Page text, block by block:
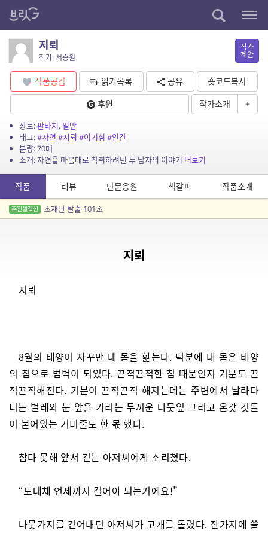
지뢰
작가: 서승원
작가
제안
작품공감 읽기목록 공유
숏코드복사
후원
작가소개 +
장르:판타지, 일반
태그:#자연 #지뢰 #이기심 #인간
분량: 70매
소개: 자연을 마음대로 착취하려던 두 남자의 이야기 더보기
작품 리뷰 단문응원 책갈피 작품소개
추천셀렉션 ⚠️재난 탈출 101⚠️
지뢰
지뢰
8월의 태양이 자꾸만 내 몸을 핥는다. 덕분에 내 몸은 태양
의 침으로 범벅이 되있다. 끈적끈적한 침 때문인지 기분도 끈
적끈적해진다. 기분이 끈적끈적 해지는데는 주변에서 날라다
니는 벌레와 눈 앞을 가리는 두꺼운 나뭇잎 그리고 온갖 것들
이 붙어있는 거미줄도 한 몫 했다.
참다 못해 앞서 걷는 아저씨에게 소리쳤다.
“도대체 언제까지 걸어야 되는거에요!”
나뭇가지를 걷어내던 아저씨가 고개를 돌렸다. 잔가지에 쓸